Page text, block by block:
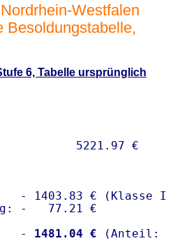
Westfalen
Besoldungstabelle,
6, Tabelle ursprünglich
- 1403.83 € (Klasse I)
-   77.21 €
-
1481.04 €